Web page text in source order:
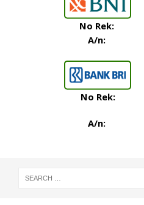
No Rek:
A/n:
No Rek:
A/n: